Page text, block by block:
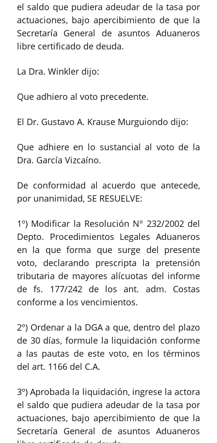
el saldo que pudiera adeudar de la tasa por
actuaciones, bajo apercibimiento de que la
Secretaría General de asuntos Aduaneros
libre certificado de deuda.
La Dra. Winkler dijo:
Que adhiero al voto precedente.
El Dr. Gustavo A. Krause Murguiondo dijo:
Que adhiere en lo sustancial al voto de la
Dra. García Vizcaíno.
De conformidad al acuerdo que antecede,
por unanimidad, SE RESUELVE:
1º) Modificar la Resolución Nº 232/2002 del
Depto. Procedimientos Legales Aduaneros
en la que forma que surge del presente
voto, declarando prescripta la pretensión
tributaria de mayores alícuotas del informe
de fs. 177/242 de los ant. adm. Costas
conforme a los vencimientos.
2º) Ordenar a la DGA a que, dentro del plazo
de 30 días, formule la liquidación conforme
a las pautas de este voto, en los términos
del art. 1166 del C.A.
3º) Aprobada la liquidación, ingrese la actora
el saldo que pudiera adeudar de la tasa por
actuaciones, bajo apercibimiento de que la
Secretaría General de asuntos Aduaneros